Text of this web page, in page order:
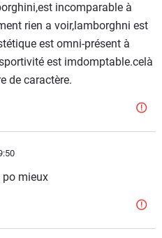
incomparable à
rien a voir,lamborghni est
est omni-présent à
est imdomptable.celà
de caractère.
po mieux